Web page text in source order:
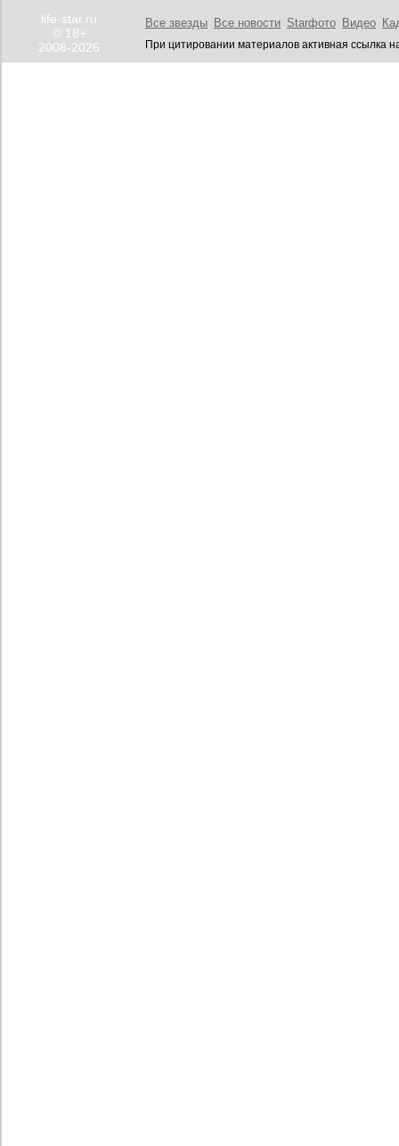
life-star.ru
© 18+
2008-2026
Все звезды Все новости Starфото Видео
При цитировании материалов активная ссылка